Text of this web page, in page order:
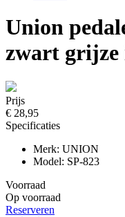
Union
zwart grijze
Prijs
€ 28,95
Specificaties
Merk: UNION
Model: SP-823
Voorraad
Op voorraad
Reserveren